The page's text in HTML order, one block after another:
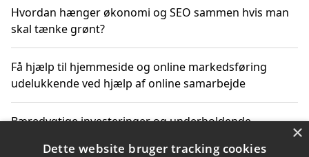
Hvordan hænger økonomi og SEO sammen hvis man
skal tænke grønt?
Få hjælp til hjemmeside og online markedsføring
udelukkende ved hjælp af online samarbejde
Bæredygtige investeringer og underholdende
×
Dette website bruger tracking cookies